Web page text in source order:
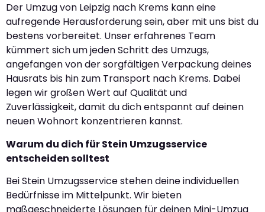
Der Umzug von Leipzig nach Krems kann eine
aufregende Herausforderung sein, aber mit uns bist du
bestens vorbereitet. Unser erfahrenes Team
kümmert sich um jeden Schritt des Umzugs,
angefangen von der sorgfältigen Verpackung deines
Hausrats bis hin zum Transport nach Krems. Dabei
legen wir großen Wert auf Qualität und
Zuverlässigkeit, damit du dich entspannt auf deinen
neuen Wohnort konzentrieren kannst.
Warum du dich für Stein Umzugsservice
entscheiden solltest
Bei Stein Umzugsservice stehen deine individuellen
Bedürfnisse im Mittelpunkt. Wir bieten